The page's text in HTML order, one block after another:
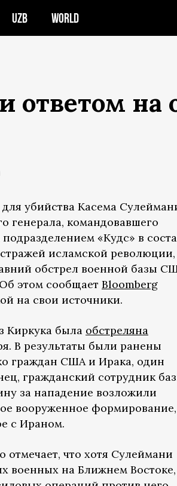
UZB WORLD
на
убийства Касема
генерала, командовавшего
«Кудс» в
исламской революции,
обстрел военной базы
этом сообщает Bloomberg
на свои источники.
Киркука была обстреляна
В результаты были ранены
граждан США и Ирака, один
гражданский сотрудник
за нападение возложили
вооруженное формирование,
с Ираном.
отмечает, что хотя Сулеймани
военных на Ближнем Востоке,